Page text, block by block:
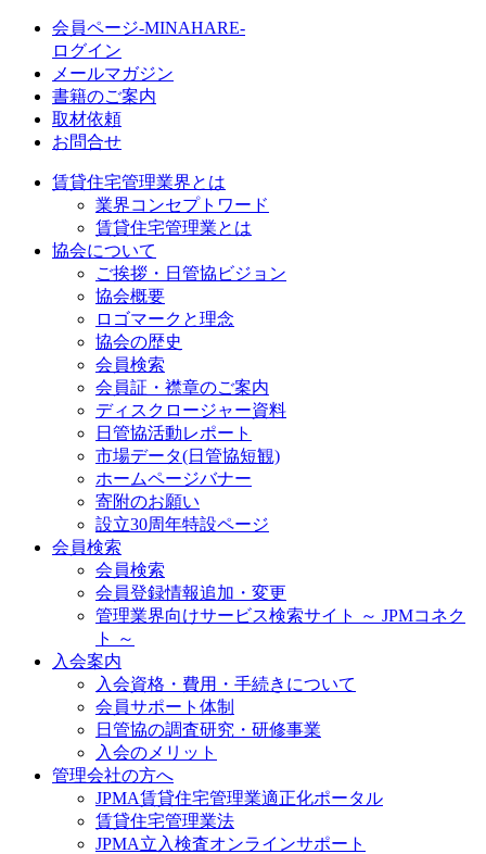
会員ページ-MINAHARE-
ログイン
メールマガジン
書籍のご案内
取材依頼
お問合せ
賃貸住宅管理業界とは
業界コンセプトワード
賃貸住宅管理業とは
協会について
ご挨拶・日管協ビジョン
協会概要
ロゴマークと理念
協会の歴史
会員検索
会員証・襟章のご案内
ディスクロージャー資料
日管協活動レポート
市場データ(日管協短観)
ホームページバナー
寄附のお願い
設立30周年特設ページ
会員検索
会員検索
会員登録情報追加・変更
管理業界向けサービス検索サイト ～ JPMコネク
ト ～
入会案内
入会資格・費用・手続きについて
会員サポート体制
日管協の調査研究・研修事業
入会のメリット
管理会社の方へ
JPMA賃貸住宅管理業適正化ポータル
賃貸住宅管理業法
JPMA立入検査オンラインサポート